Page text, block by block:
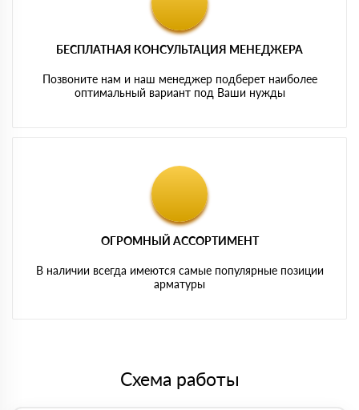
БЕСПЛАТНАЯ КОНСУЛЬТАЦИЯ МЕНЕДЖЕРА
Позвоните нам и наш менеджер подберет наиболее
оптимальный вариант под Ваши нужды
ОГРОМНЫЙ АССОРТИМЕНТ
В наличии всегда имеются самые популярные позиции
арматуры
Схема работы